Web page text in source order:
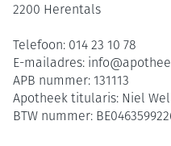
2200 Herentals
Telefoon: 014 23 10 78
E-mailadres: info@
APB nummer: 131113
Apotheek titularis: Niel
BTW nummer: